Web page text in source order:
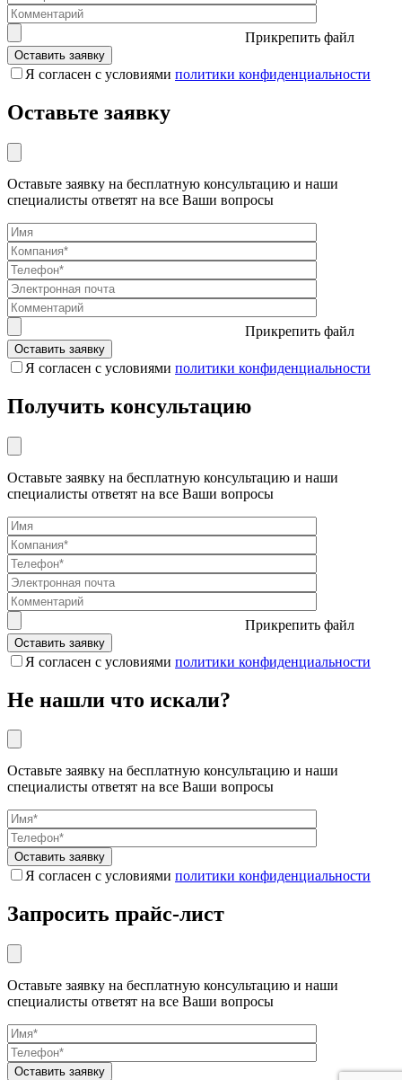
Прикрепить файл
Я согласен с условиями политики конфиденциальности
Оставьте заявку
Оставьте заявку на бесплатную консультацию и наши
специалисты ответят на все Ваши вопросы
Прикрепить файл
Я согласен с условиями политики конфиденциальности
Получить консультацию
Оставьте заявку на бесплатную консультацию и наши
специалисты ответят на все Ваши вопросы
Прикрепить файл
Я согласен с условиями политики конфиденциальности
Не нашли что искали?
Оставьте заявку на бесплатную консультацию и наши
специалисты ответят на все Ваши вопросы
Я согласен с условиями политики конфиденциальности
Запросить прайс-лист
Оставьте заявку на бесплатную консультацию и наши
специалисты ответят на все Ваши вопросы